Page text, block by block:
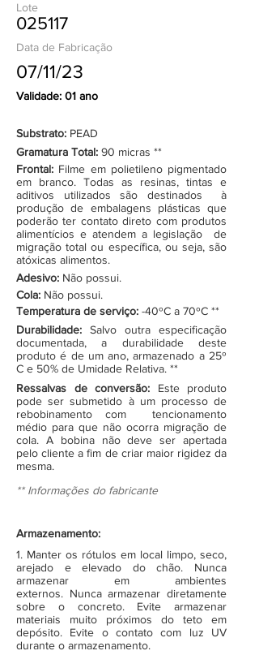
Lote
025117
Data de Fabricação
07/11/23
Validade: 01 ano
Substrato: PEAD
Gramatura Total: 90 micras **
Frontal: Filme em polietileno pigmentado
em branco. Todas as resinas, tintas e
aditivos utilizados são destinados à
produção de embalagens plásticas que
poderão ter contato direto com produtos
alimentícios e atendem a legislação de
migração total ou específica, ou seja, são
atóxicas alimentos.
Adesivo: Não possui.
Cola: Não possui.
Temperatura de serviço: -40ºC a 70ºC **
Durabilidade: Salvo outra especificação
documentada, a durabilidade deste
produto é de um ano, armazenado a 25º
C e 50% de Umidade Relativa. **
Ressalvas de conversão: Este produto
pode ser submetido à um processo de
rebobinamento com tencionamento
médio para que não ocorra migração de
cola. A bobina não deve ser apertada
pelo cliente a fim de criar maior rigidez da
mesma.
** Informações do fabricante
Armazenamento:
1. Manter os rótulos em local limpo, seco,
arejado e elevado do chão. Nunca
armazenar em ambientes
externos. Nunca armazenar diretamente
sobre o concreto. Evite armazenar
materiais muito próximos do teto em
depósito. Evite o contato com luz UV
durante o armazenamento.